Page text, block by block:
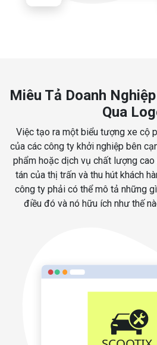
Miêu Tả Doanh
Qua
Việc tạo ra một biểu tượng xe cộ
của các công ty khởi nghiệp bên
phẩm hoặc dịch vụ chất lượng
tán của thị trấn và thu hút khách
công ty phải có thể mô tả những
điều đó và nó hữu ích như thế